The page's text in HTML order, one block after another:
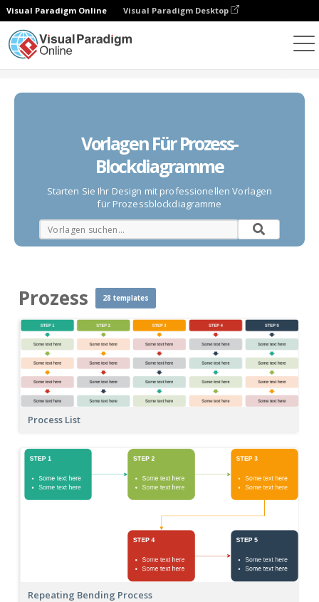
Visual Paradigm Online Visual Paradigm Desktop
Vorlagen Für Prozess-
Blockdiagramme
Starten Sie Ihr Design mit professionellen Vorlagen
für Prozessblockdiagramme
Prozess 28 templates
Process List
Repeating Bending Process